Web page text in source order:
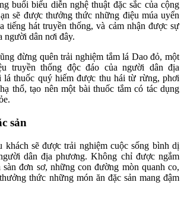
buổi biểu diễn nghệ thuật đặc sắc của cộng
sẽ được thưởng thức những điệu múa uyển
tiếng hát truyền thống, và cảm nhận được sự
người dân nơi đây.
đừng quên trải nghiệm tắm lá Dao đỏ, một
truyền thống độc đáo của người dân địa
lá thuốc quý hiếm được thu hái từ rừng, phơi
thổ, tạo nên một bài thuốc tắm có tác dụng
sản
sẽ được trải nghiệm cuộc sống bình dị
dân địa phương. Không chỉ được ngắm
đơn sơ, những con đường mòn quanh co,
thức những món ăn đặc sản mang đậm